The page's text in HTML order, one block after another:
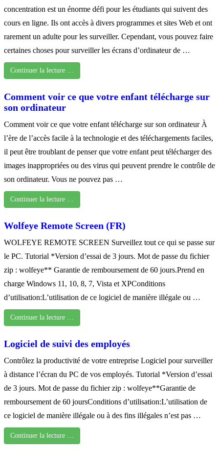
concentration est un énorme défi pour les étudiants qui suivent des
cours en ligne. Ils ont accès à divers programmes et sites Web et ont
rarement un adulte pour les surveiller. Cependant, vous pouvez faire
certaines choses pour surveiller les écrans d’ordinateur de …
Continuer la lecture …
Comment voir ce que votre enfant télécharge sur
son ordinateur
Comment voir ce que votre enfant télécharge sur son ordinateur À
l’ère de l’accès facile à la technologie et des téléchargements faciles,
il peut être troublant de penser que votre enfant peut télécharger des
images inappropriées ou des virus qui peuvent prendre le contrôle de
son ordinateur. Vous ne pouvez pas …
Continuer la lecture …
Wolfeye Remote Screen (FR)
WOLFEYE REMOTE SCREEN Surveillez tout ce qui se passe sur
le PC. Tutorial *Version d’essai de 3 jours. Mot de passe du fichier
zip : wolfeye** Garantie de remboursement de 60 jours.Prend en
charge Windows 11, 10, 8, 7, Vista et XPConditions
d’utilisation:L’utilisation de ce logiciel de manière illégale ou …
Continuer la lecture …
Logiciel de suivi des employés
Contrôlez la productivité de votre entreprise Logiciel pour surveiller
à distance l’écran du PC de vos employés. Tutorial *Version d’essai
de 3 jours. Mot de passe du fichier zip : wolfeye**Garantie de
remboursement de 60 joursConditions d’utilisation:L’utilisation de
ce logiciel de manière illégale ou à des fins illégales n’est pas …
Continuer la lecture …